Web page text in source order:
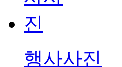
행사사진